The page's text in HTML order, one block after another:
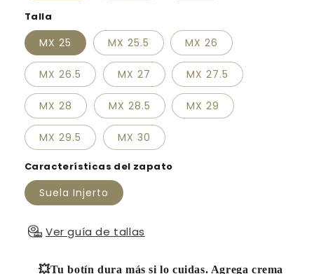
Talla
MX 25 MX 25.5 MX 26
MX 26.5 MX 27 MX 27.5
MX 28 MX 28.5 MX 29
MX 29.5 MX 30
Características del zapato
Suela Injerto
Ver guía de tallas
💥Tu botín dura más si lo cuidas. Agrega crema